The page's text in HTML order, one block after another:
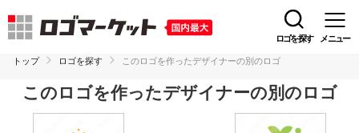
ロゴを探す メニュー
トップ ロゴを探す このロゴを作ったデザイナーの別のロゴ
このロゴを作ったデザイナーの別のロゴ